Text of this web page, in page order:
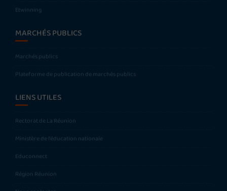
Etwinning
MARCHÉS PUBLICS
Marchés publics
Plateforme de publication de marchés publics
LIENS UTILES
Rectorat de La Réunion
Ministère de l’éducation nationale
Educonnect
Région Réunion